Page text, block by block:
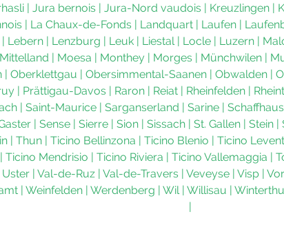
| Jura bernois| Jura-Nord vaudois| Kreuzlingen|
| La Chaux-de-Fonds| Landquart| Laufen|
| Lebern | Lenzburg | Leuk | Liestal | Locle | Luzern |
Mittelland | Moesa | Monthey | Morges | Münchwilen |
| Oberklettgau | Obersimmental-Saanen| Obwalden|
| Prättigau-Davos | Raron | Reiat | Rheinfelden |
| Saint-Maurice | Sarganserland | Sarine |
| Sense| Sierre| Sion| Sissach| St. Gallen| Stein|
| Thun| Ticino Bellinzona | Ticino Blenio | Ticino
| Ticino Mendrisio | Ticino Riviera | Ticino Vallemaggia |
Uster| Val-de-Ruz| Val-de-Travers| Veveyse| Visp|
| Weinfelden| Werdenberg | Wil | Willisau |
|